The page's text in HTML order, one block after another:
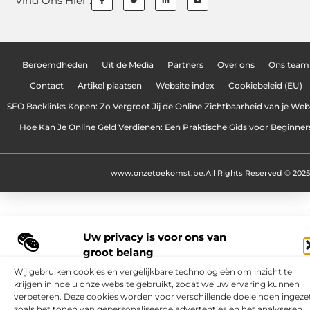
Uw privacy is voor ons van
groot belang
Wij gebruiken cookies en vergelijkbare technologieën om inzicht te
krijgen in hoe u onze website gebruikt, zodat we uw ervaring kunnen
verbeteren. Deze cookies worden voor verschillende doeleinden
Beroemdheden Uit de Media Partners Over ons Ons team
Contact Artikel plaatsen Website index Cookiebeleid (EU)
SEO Backlinks Kopen: Zo Vergroot Jij de Online Zichtbaarheid van je
Hoe Kan Je Online Geld Verdienen: Een Praktische Gids voor
All Rights Reserved © 2025
www.onzetoekomst.be.